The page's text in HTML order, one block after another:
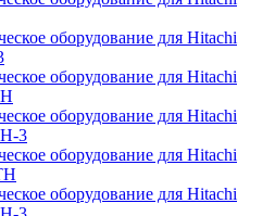
оборудование для Hitachi
оборудование для Hitachi
оборудование для Hitachi
3
оборудование для Hitachi
оборудование для Hitachi